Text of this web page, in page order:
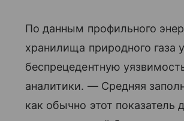
По данным профильного
хранилища природного газа
беспрецедентную
аналитики. — Средняя
как обычно этот показатель